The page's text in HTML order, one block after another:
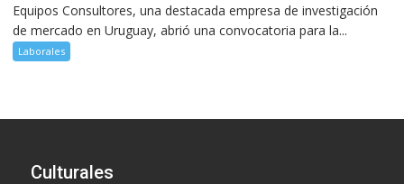
Equipos Consultores, una destacada empresa de investigación
de mercado en Uruguay, abrió una convocatoria para la...
Laborales
Culturales